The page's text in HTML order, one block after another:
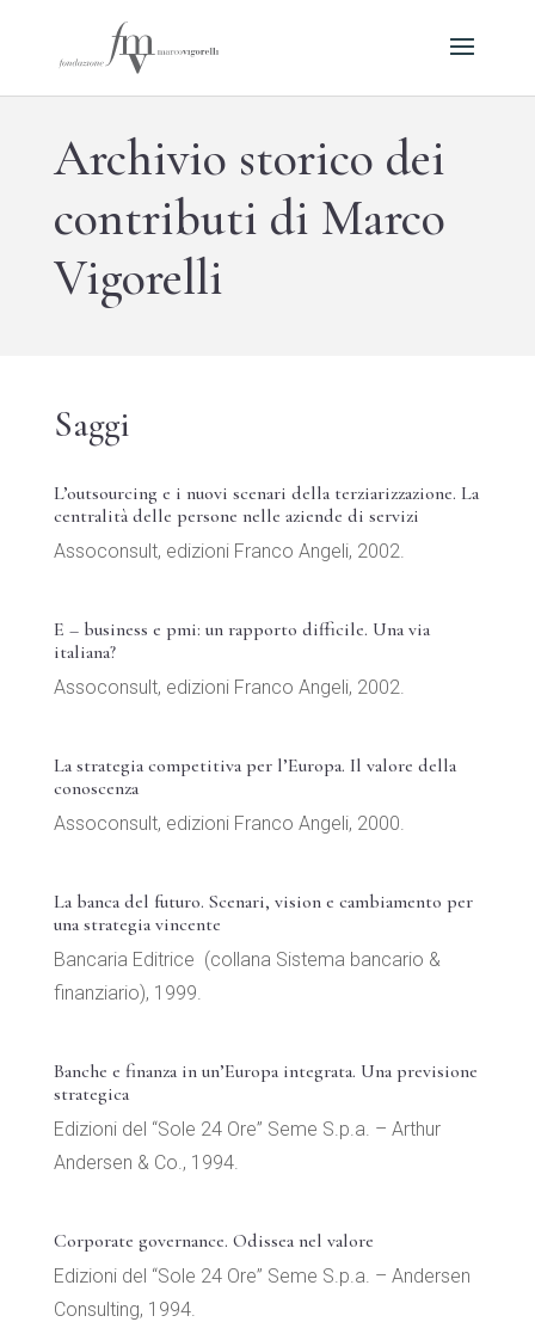
Archivio storico dei
contributi di Marco
Vigorelli
Saggi
L’outsourcing e i nuovi scenari della terziarizzazione. La
centralità delle persone nelle aziende di servizi
Assoconsult, edizioni Franco Angeli, 2002.
E – business e pmi: un rapporto difficile. Una via
italiana?
Assoconsult, edizioni Franco Angeli, 2002.
La strategia competitiva per l’Europa. Il valore della
conoscenza
Assoconsult, edizioni Franco Angeli, 2000.
La banca del futuro. Scenari, vision e cambiamento per
una strategia vincente
Bancaria Editrice (collana Sistema bancario &
finanziario), 1999.
Banche e finanza in un’Europa integrata. Una previsione
strategica
Edizioni del “Sole 24 Ore” Seme S.p.a. – Arthur
Andersen & Co., 1994.
Corporate governance. Odissea nel valore
Edizioni del “Sole 24 Ore” Seme S.p.a. – Andersen
Consulting, 1994.